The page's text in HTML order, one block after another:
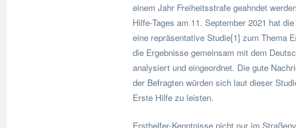
einem Jahr Freiheitsstrafe geahndet
Hilfe-Tages am 11. September 2021 hat
eine repräsentative Studie[1] zum Thema
die Ergebnisse gemeinsam mit dem
analysiert und eingeordnet. Die gute
der Befragten würden sich laut dieser
Erste Hilfe zu leisten.
Ersthelfer-Kenntnisse nicht nur im